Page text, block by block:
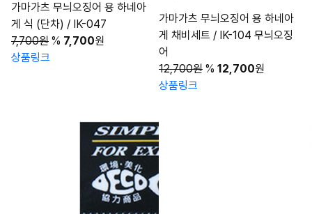
가마가츠 무늬오징어 용 하네아
게 식 (단차) / IK-047
7,700원 % 7,700원
상품링크
가마가츠 무늬오징어 용 하네아
게 채비세트 / IK-104 무늬오징
어
12,700원 % 12,700원
상품링크